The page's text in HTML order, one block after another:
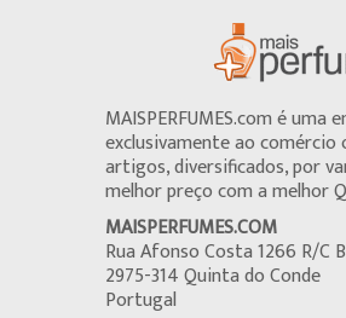
MAISPERFUMES.com é uma
exclusivamente ao comércio
artigos, diversificados, por
melhor preço com a melhor
MAISPERFUMES.COM
Rua Afonso Costa 1266 R/C
2975-314 Quinta do Conde
Portugal